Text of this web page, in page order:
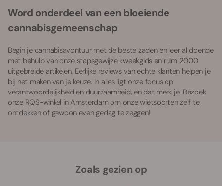
Word onderdeel van een bloeiende
cannabisgemeenschap
Begin je cannabisavontuur met de beste zaden en leer al doende
met behulp van onze stapsgewijze kweekgids en ruim 2000
uitgebreide artikelen. Eerlijke reviews van echte klanten helpen je
bij het maken van je keuze. In alles ligt onze focus op
verantwoordelijkheid en duurzaamheid, en dat merk je. Bezoek
onze RQS-winkel in Amsterdam om onze wietsoorten zelf te
ontdekken of gewoon even gedag te zeggen!
Zoals gezien op